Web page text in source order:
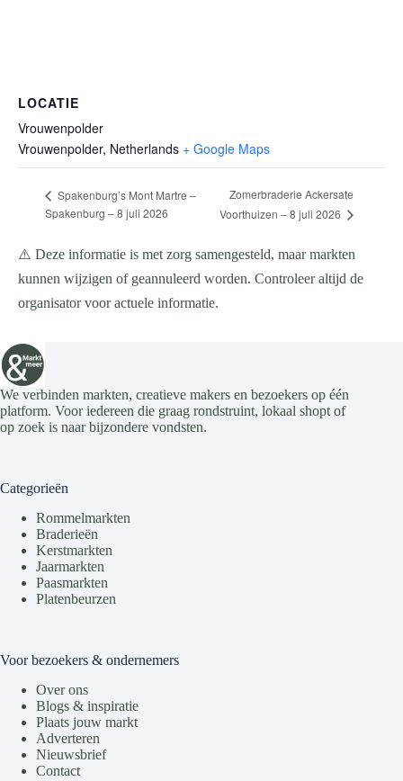
LOCATIE
Vrouwenpolder
Vrouwenpolder, Netherlands + Google Maps
Spakenburg’s Mont Martre –
Spakenburg – 8 juli 2026
Zomerbraderie Ackersate
Voorthuizen – 8 juli 2026
⚠️ Deze informatie is met zorg samengesteld, maar markten
kunnen wijzigen of geannuleerd worden. Controleer altijd de
organisator voor actuele informatie.
We verbinden markten, creatieve makers en bezoekers op één
platform. Voor iedereen die graag rondstruint, lokaal shopt of
op zoek is naar bijzondere vondsten.
Categorieën
Rommelmarkten
Braderieën
Kerstmarkten
Jaarmarkten
Paasmarkten
Platenbeurzen
Voor bezoekers & ondernemers
Over ons
Blogs & inspiratie
Plaats jouw markt
Adverteren
Nieuwsbrief
Contact